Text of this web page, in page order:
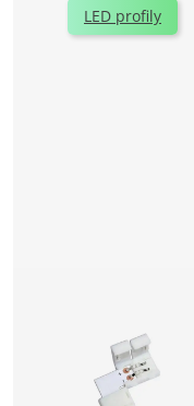
LED profily